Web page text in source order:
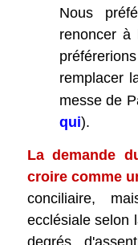
Nous
renoncer à
remplacer
messe de
qui).
La demande
croire comme
conciliaire,
ecclésiale selon
degrés